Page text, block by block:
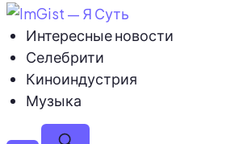
Интересные новости
Селебрити
Киноиндустрия
Музыка